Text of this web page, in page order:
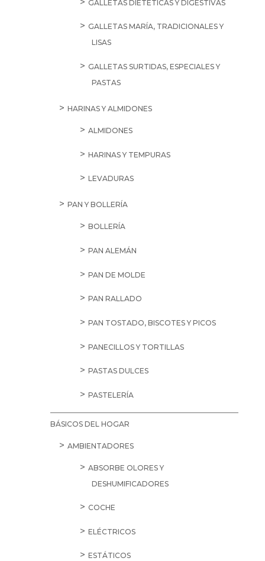
GALLETAS DIETÉTICAS Y DIGESTIVAS
GALLETAS MARÍA, TRADICIONALES Y
LISAS
GALLETAS SURTIDAS, ESPECIALES Y
PASTAS
HARINAS Y ALMIDONES
ALMIDONES
HARINAS Y TEMPURAS
LEVADURAS
PAN Y BOLLERÍA
BOLLERÍA
PAN ALEMÁN
PAN DE MOLDE
PAN RALLADO
PAN TOSTADO, BISCOTES Y PICOS
PANECILLOS Y TORTILLAS
PASTAS DULCES
PASTELERÍA
BÁSICOS DEL HOGAR
AMBIENTADORES
ABSORBE OLORES Y
DESHUMIFICADORES
COCHE
ELÉCTRICOS
ESTÁTICOS